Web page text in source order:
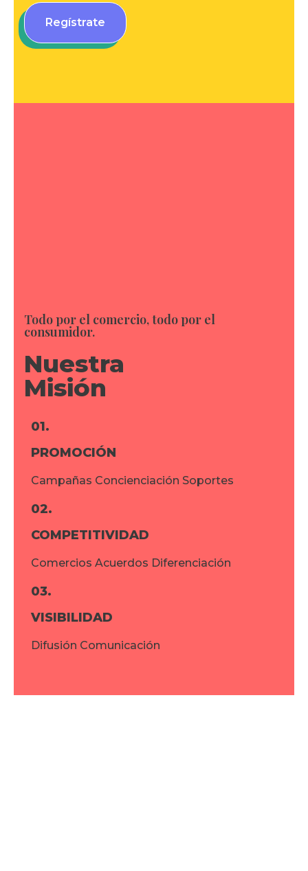
Regístrate
Todo por el comercio, todo por el
consumidor.
Nuestra
Misión
01.
PROMOCIÓN
Campañas Concienciación Soportes
02.
COMPETITIVIDAD
Comercios Acuerdos Diferenciación
03.
VISIBILIDAD
Difusión Comunicación